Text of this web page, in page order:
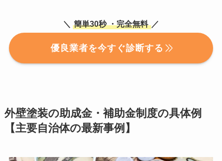
＼ 簡単30秒 ・完全無料 ／
優良業者を今すぐ診断する
外壁塗装の助成金・補助金制度の具体例
【主要自治体の最新事例】